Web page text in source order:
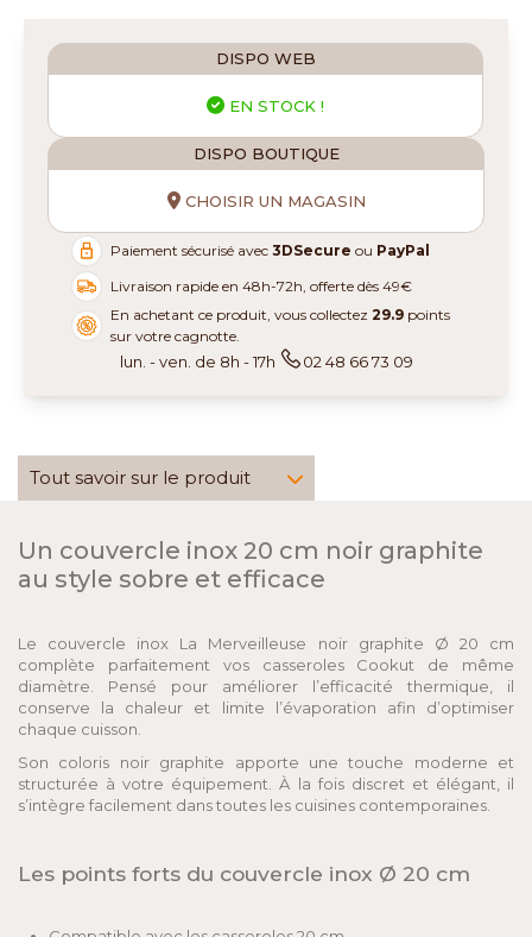
DISPO WEB
EN STOCK !
DISPO BOUTIQUE
CHOISIR UN MAGASIN
Paiement sécurisé avec3DSecure ou PayPal
Livraison rapide en 48h-72h, offerte dès 49€
En achetant ce produit, vous collectez29.9 points
sur votre cagnotte.
lun. - ven. de 8h - 17h 02 48 66 73 09
Tout savoir sur le produit
Un couvercle inox 20 cm noir graphite
au style sobre et efficace
Le couvercle inox La Merveilleuse noir graphite Ø 20 cm
complète parfaitement vos casseroles Cookut de même
diamètre. Pensé pour améliorer l’efficacité thermique, il
conserve la chaleur et limite l’évaporation afin d’optimiser
chaque cuisson.
Son coloris noir graphite apporte une touche moderne et
structurée à votre équipement. À la fois discret et élégant, il
s’intègre facilement dans toutes les cuisines contemporaines.
Les points forts du couvercle inox Ø 20 cm